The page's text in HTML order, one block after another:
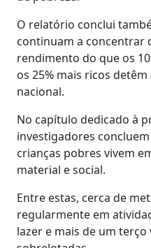
O relatório conclui
continuam a concentrar
rendimento do que os
os 25% mais ricos
nacional.
No capítulo dedicado à
investigadores
crianças pobres vivem
material e social.
Entre estas, cerca de
regularmente em
lazer e mais de um terço